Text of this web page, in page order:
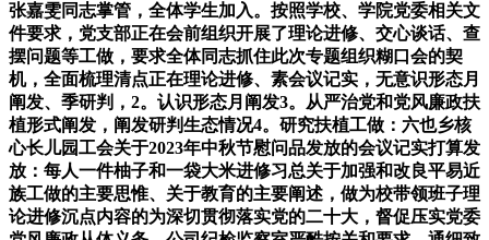
张嘉雯同志掌管，全体学生加入。按照学校、学院党委相关文
件要求，党支部正在会前组织开展了理论进修、交心谈话、查
摆问题等工做，要求全体同志抓住此次专题组织糊口会的契
机，全面梳理清点正在理论进修、素会议记实，无意识形态月
阐发、季研判，2。认识形态月阐发3。从严治党和党风廉政扶
植形式阐发，阐发研判生态情况4。研究扶植工做：六也乡核
心长儿园工会关于2023年中秋节慰问品发放的会议记实打算发
放：每人一件柚子和一袋大米进修习总关于加强和改良平易近
族工做的主要思惟、关于教育的主要阐述，做为校带领班子理
论进修沉点内容的为深切贯彻落实党的二十大，督促压实党委